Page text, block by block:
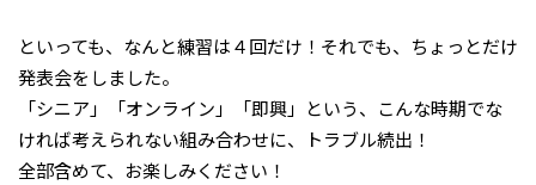
といっても、なんと練習は４回だけ！それでも、ちょっとだけ
発表会をしました。
「シニア」「オンライン」「即興」という、こんな時期でな
ければ考えられない組み合わせに、トラブル続出！
全部含めて、お楽しみください！